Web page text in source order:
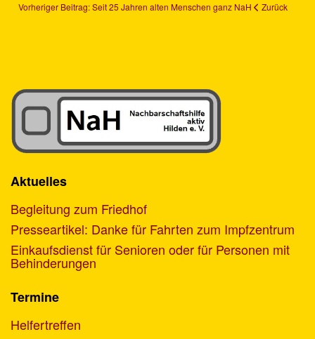
Vorheriger Beitrag: Seit 25 Jahren alten Menschen ganz NaH Zurück
Aktuelles
Begleitung zum Friedhof
Presseartikel: Danke für Fahrten zum Impfzentrum
Einkaufsdienst für Senioren oder für Personen mit
Behinderungen
Termine
Helfertreffen